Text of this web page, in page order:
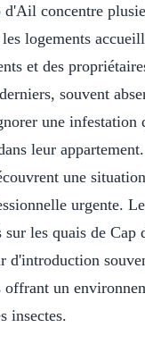
concentre
logements
et des
souvent
une infestation
leur
une
urgente.
sur les quais de
d'introduction
offrant un
insectes.